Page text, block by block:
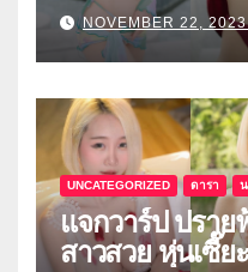
NOVEMBER 22,
UNCATEGORIZED ดารา
แจกวาร์ป ปรา
สาวสวย หุ่นเซี๊ย